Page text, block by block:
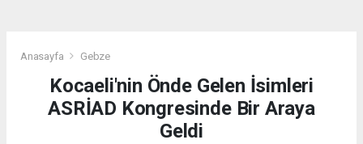
Anasayfa Gebze
Kocaeli'nin Önde Gelen İsimleri
ASRİAD Kongresinde Bir Araya
Geldi